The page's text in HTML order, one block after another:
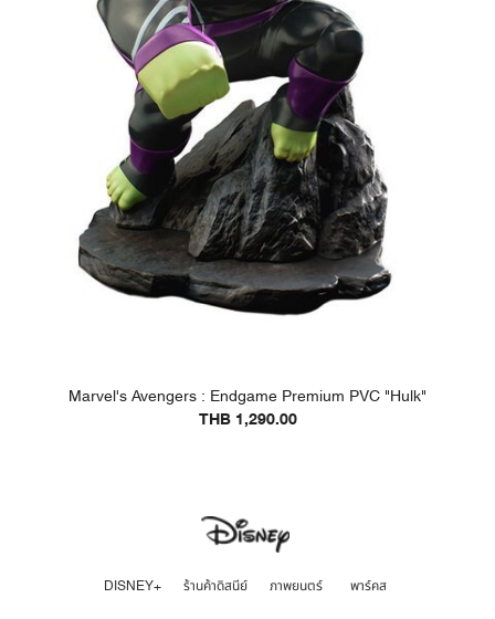
Marvel's Avengers : Endgame Premium PVC "Hulk"
THB 1,290.00
DISNEY+ ร้านค้าดิสนีย์ ภาพยนตร์ พาร์คส